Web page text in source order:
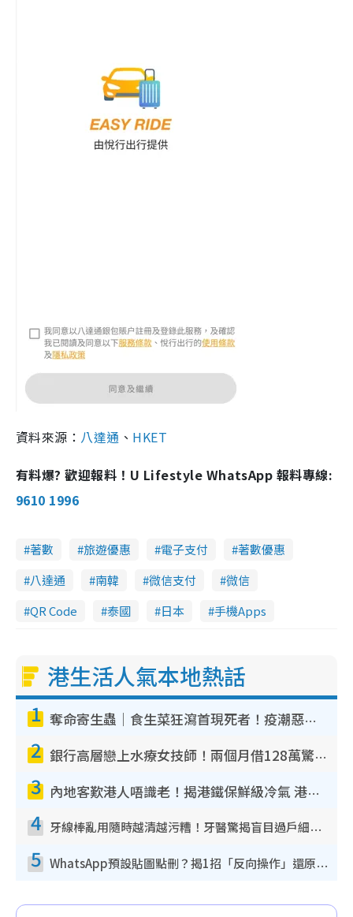
資料來源： 八達通 、 HKET
有料爆? 歡迎報料！U Lifestyle WhatsApp 報料專線:
9610 1996
著數 旅遊優惠 電子支付
著數優惠
八達通
南韓 微信支付
微信
QR Code
泰國 日本 手機Apps
港生活人氣本地熱話
1 奪命寄生蟲｜食生菜狂瀉首現死者！疫潮惡化錄1.8萬宗病例 揭洗菜3大謬誤
2 銀行高層戀上水療女技師！兩個月借128萬驚覺「沉船」沉落火海 揭背後疑似邪教操控賣淫
3 內地客歎港人唔識老！揭港鐵保鮮級冷氣 港人求放過：咪投訴
4 牙線棒亂用隨時越清越污糟！牙醫驚揭盲目過戶細菌恐致蛀牙：呢種先係日常真保養
5 WhatsApp預設貼圖點刪？揭1招「反向操作」還原簡潔介面 附3步實測教學